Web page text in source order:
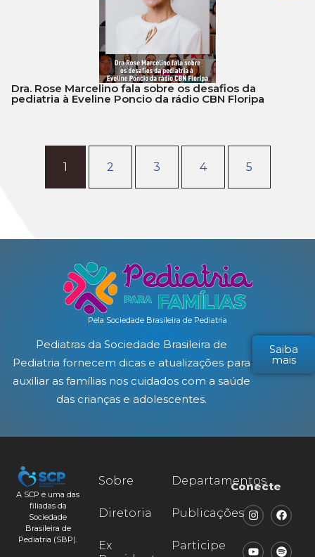
Dra. Rose Marcelino fala sobre os desafios da
pediatria à Eveline Poncio da rádio CBN Floripa
1 2 3 4 5
Pela Sociedade Brasileira de Pediatria
Pediatras da Sociedade Brasileira de
Pediatria fornecem dicas e atualizações para
auxiliar as famílias nos cuidados com a saúde
das crianças e adolescentes.
Saiba
mais
A SCP é uma das
filiadas da
Sociedade
Brasileira de
Pediatria (SBP).
Sobre
Diretoria
Ex
Departamentos
Publicações
Participe
Conecte